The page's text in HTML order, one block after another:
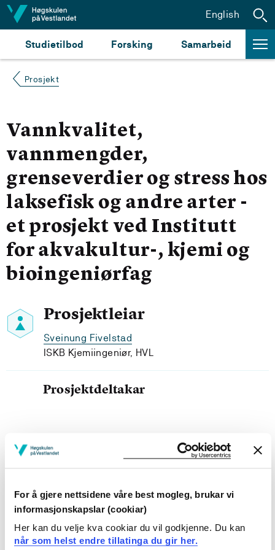
For å gjere nettsidene våre best mogleg, brukar vi
informasjonskapslar (cookiar)
Her kan du velje kva cookiar du vil godkjenne. Du kan
når som helst endre tillatinga du gir her.
Hopp til innhald
Studietilbod Forsking Samarbeid
English
Prosjekt
Vannkvalitet,
vannmengder,
grenseverdier og stress hos
laksefisk og andre arter -
et prosjekt ved Institutt
for akvakultur-, kjemi og
bioingeniørfag
Prosjektleiar
Sveinung Fivelstad
ISKB Kjemiingeniør, HVL
Prosjektdeltakar
Inst. for sikkerhet, kjemi-og bioing.fag, Høgskulen på
Vestlandet
Prosjektperiode